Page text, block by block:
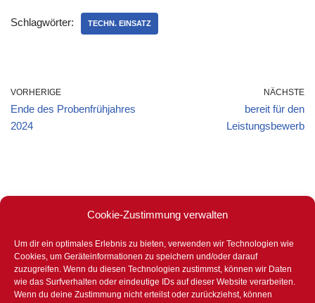
Cookie-Zustimmung verwalten
Um dir ein optimales Erlebnis zu bieten, verwenden wir Technologien wie
Cookies, um Geräteinformationen zu speichern und/oder darauf
zuzugreifen. Wenn du diesen Technologien zustimmst, können wir Daten
wie das Surfverhalten oder eindeutige IDs auf dieser Website verarbeiten.
Wenn du deine Zustimmung nicht erteilst oder zurückziehst, können
Schlagwörter: TECHN. EINSATZ
VORHERIGE
Ende des Probenfrühjahres
2024
NÄCHSTE
bereit für den
Leistungsbewerb
Stets für eure Sicherheit bereit –
365 Tage im Jahr – 24 Stunden –
bei Tag und bei Nacht.